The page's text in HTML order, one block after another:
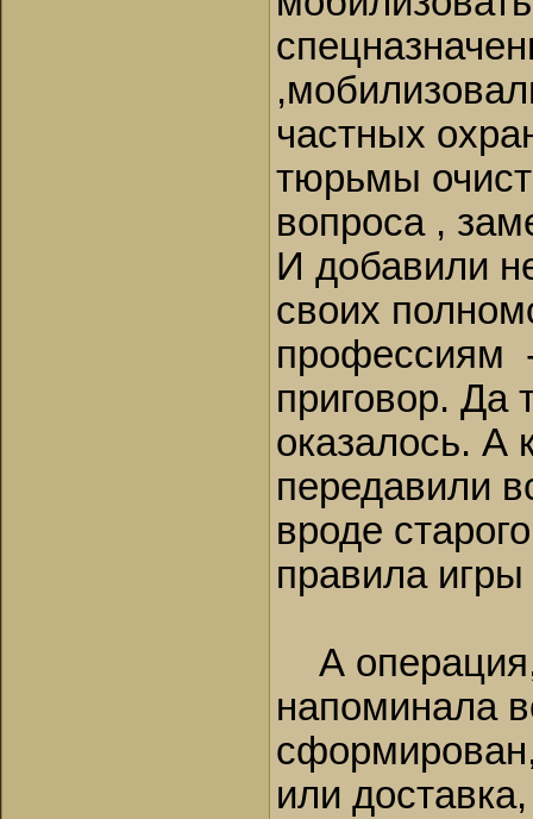
частных
тюрьмы
вопроса ,
И добавили
своих
профессиям
приговор. Да
оказалось. А
передавили
вроде
правила
А
напоминала
или